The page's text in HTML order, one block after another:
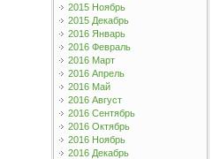
2015 Ноябрь
2015 Декабрь
2016 Январь
2016 Февраль
2016 Март
2016 Апрель
2016 Май
2016 Август
2016 Сентябрь
2016 Октябрь
2016 Ноябрь
2016 Декабрь